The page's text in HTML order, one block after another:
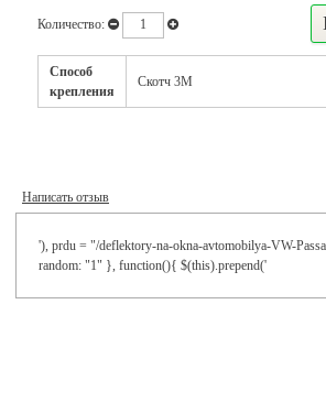
Количество:
Способ
крепления
Скотч 3М
Написать отзыв
'), prdu = "/deflektory-na-okna-avtomobilya-VW-
random: "1" }, function(){ $(this).prepend('